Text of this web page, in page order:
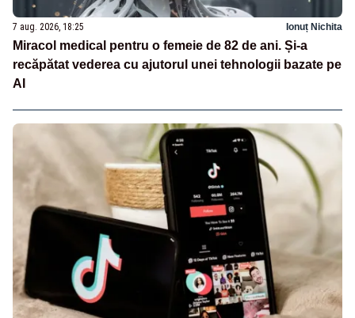
7 aug. 2026, 18:25 Ionuț Nichita
Miracol medical pentru o femeie de 82 de ani. Și-a
recăpătat vederea cu ajutorul unei tehnologii bazate pe
AI